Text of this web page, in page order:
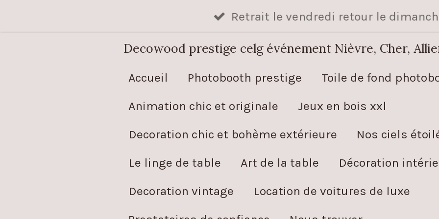
Retrait le vendredi retour le
Decowood prestige celg événement Nièvre, Cher,
Accueil Photobooth prestige
Toile de fond
Animation chic et originale
Jeux en bois xxl
Decoration chic et bohème extérieure
Nos ciels
Le linge de table
Art de la table
Décoration
Decoration vintage
Location de voitures de luxe